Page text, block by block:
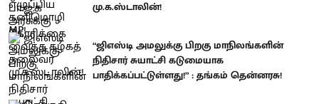
மு.க.ஸ்டாலின்!
“ஜிஎஸ்டி அமலுக்கு பிறகு மாநிலங்களின்
நிதிசார் சுயாட்சி கடுமையாக
பாதிக்கப்பட்டுள்ளது!” : தங்கம் தென்னரசு!